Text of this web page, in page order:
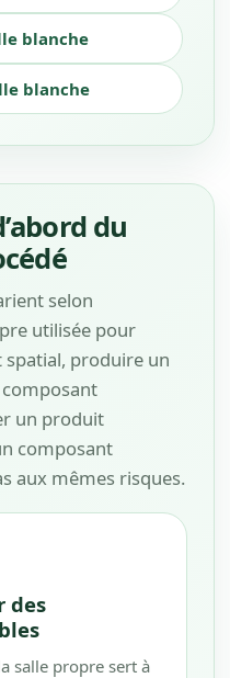
blanche
blanche
du
selon
utilisée pour
produire un
un produit
composant
aux mêmes risques.
des
salle propre sert à